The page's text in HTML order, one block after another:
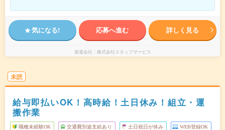
気になる! 応募へ進む 詳しく見る
派遣会社 株式会社スタッフサービス
未読
給与即払いOK！高時給！土日休み！組立・運
搬作業
職種未経験OK 交通費別途支給あり 土日祝日が休み WEB登録OK